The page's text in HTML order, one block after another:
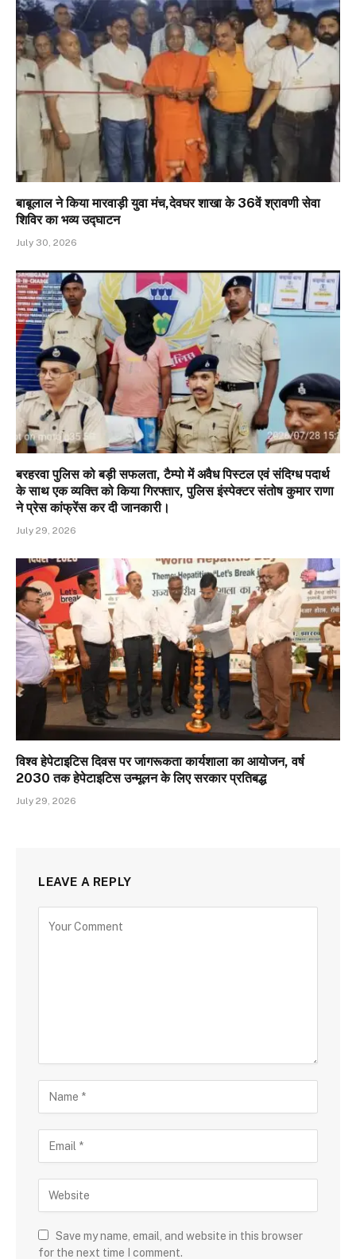
बाबूलाल ने किया मारवाड़ी युवा मंच,देवघर शाखा के 36वें श्रावणी सेवा
शिविर का भव्य उद्घाटन
July 30, 2026
बरहरवा पुलिस को बड़ी सफलता, टैम्पो में अवैध पिस्टल एवं संदिग्ध पदार्थ
के साथ एक व्यक्ति को किया गिरफ्तार, पुलिस इंस्पेक्टर संतोष कुमार राणा
ने प्रेस कांफ्रेंस कर दी जानकारी।
July 29, 2026
विश्व हेपेटाइटिस दिवस पर जागरूकता कार्यशाला का आयोजन, वर्ष
2030 तक हेपेटाइटिस उन्मूलन के लिए सरकार प्रतिबद्ध
July 29, 2026
LEAVE A REPLY
Save my name, email, and website in this browser
for the next time I comment.